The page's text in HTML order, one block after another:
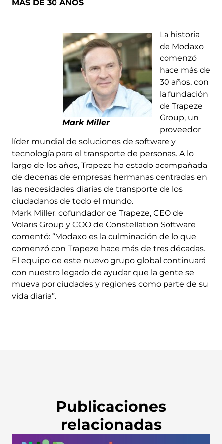
MÁS DE 30 AÑOS
Mark Miller
La historia
de Modaxo
comenzó
hace más de
30 años, con
la fundación
de Trapeze
Group, un
proveedor
líder mundial de soluciones de software y
tecnología para el transporte de personas. A lo
largo de los años, Trapeze ha estado acompañada
de decenas de empresas hermanas centradas en
las necesidades diarias de transporte de los
ciudadanos de todo el mundo.
Mark Miller, cofundador de Trapeze, CEO de
Volaris Group y COO de Constellation Software
comentó: “Modaxo es la culminación de lo que
comenzó con Trapeze hace más de tres décadas.
El equipo de este nuevo grupo global continuará
con nuestro legado de ayudar que la gente se
mueva por ciudades y regiones como parte de su
vida diaria”.
Publicaciones
relacionadas